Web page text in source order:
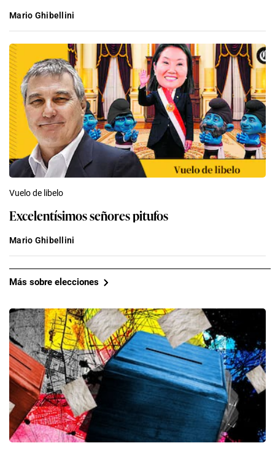
Mario Ghibellini
Vuelo de libelo
Excelentísimos señores pitufos
Mario Ghibellini
Más sobre elecciones